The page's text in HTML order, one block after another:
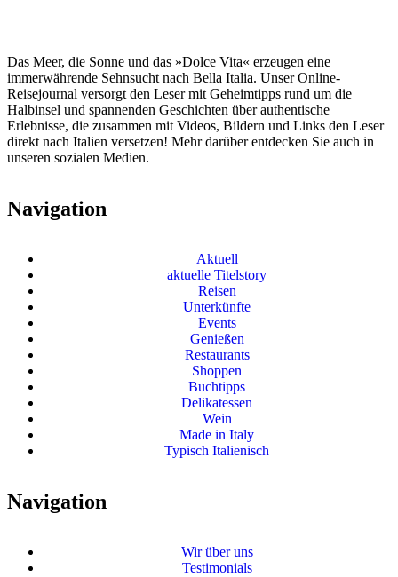
Das Meer, die Sonne und das »Dolce Vita« erzeugen eine
immerwährende Sehnsucht nach Bella Italia. Unser Online-
Reisejournal versorgt den Leser mit Geheimtipps rund um die
Halbinsel und spannenden Geschichten über authentische
Erlebnisse, die zusammen mit Videos, Bildern und Links den Leser
direkt nach Italien versetzen! Mehr darüber entdecken Sie auch in
unseren sozialen Medien.
Navigation
Aktuell
aktuelle Titelstory
Reisen
Unterkünfte
Events
Genießen
Restaurants
Shoppen
Buchtipps
Delikatessen
Wein
Made in Italy
Typisch Italienisch
Navigation
Wir über uns
Testimonials